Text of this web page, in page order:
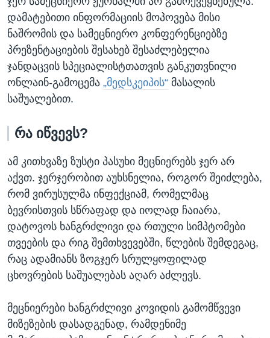
დამატებითი ინფორმაციის მოპოვება მისი
ნაშრომის და სამეცნიერო კონფერენციებზე
პრეზენტაციების შესახებ შესაძლებელია
ჯანდაცვის სპეციალისტთათვის განკუთვნილი
ონლაინ-გამოცემა „მედსკეიპის“ მასალის
საშუალებით.
რა იწვევს?
ამ კითხვაზე ზუსტი პასუხი მეცნიერებს ჯერ არ
აქვთ. ჯერჯერობით აუხსნელია, როგორ შეიძლება,
რომ ვირუსულმა ინფექციამ, რომელმაც
ბევრისთვის სწრაფად და იოლად ჩაიარა,
დატოვოს ხანგრძლივი და რთული სიმპტომები
თვეების და რიგ შემთხვევებში, წლების შემდეგაც,
რაც ადამიანს ზოგჯერ სრულყოფილად
ცხოვრების საშუალებას აღარ აძლევს.
მეცნიერები ხანგრძლივი კოვიდის გამომწვევი
მიზეზების დასადგენად, რამდენიმე